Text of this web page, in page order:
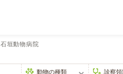
石垣動物病院